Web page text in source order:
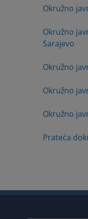
Okružno
Okružno
Sarajevo
Okružno
Okružno
Okružno
Prateća